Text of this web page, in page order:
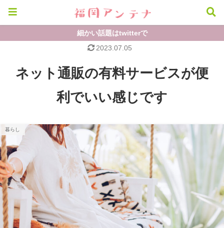
細かい話題はtwitterで
ネット通販の有料サービスが便
利でいい感じです
暮らし
2023.07.05